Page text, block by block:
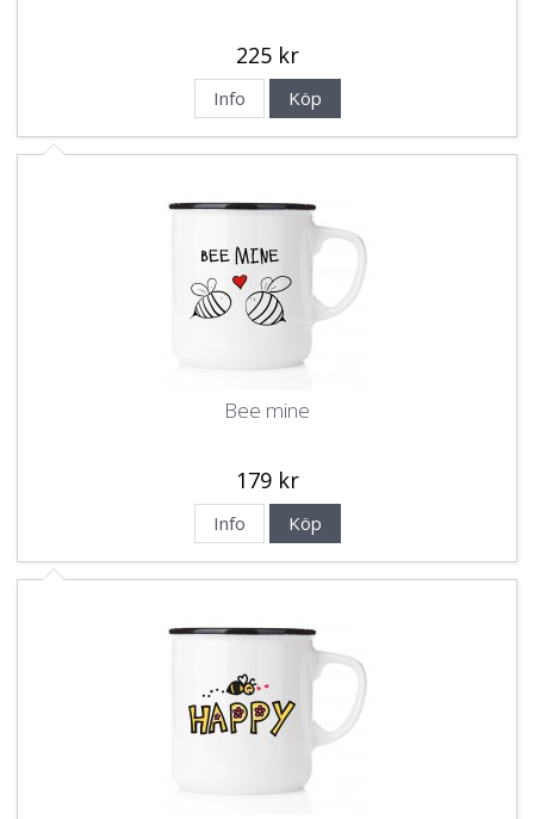
225 kr
Info Köp
Bee mine
179 kr
Info Köp